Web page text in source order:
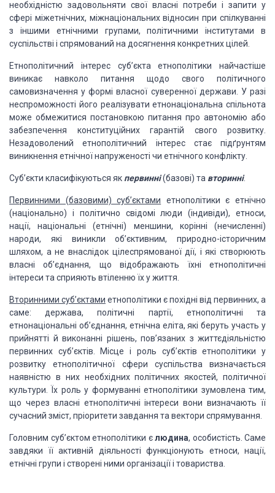
необхідністю задовольняти свої власні потреби і запити у
сфері міжетнічних, міжнаціональних відносин при спілкуванні
з іншими етнічними групами, політичними інститутами в
суспільстві і спрямований на досягнення конкретних цілей.
Етнополітичний інтерес суб’єкта етнополітики найчастіше
виникає навколо питання щодо свого політичного
самовизначення у формі власної суверенноїдержави. У разі
неспроможності його реалізувати етнонаціональна спільнота
може обмежитися постановкою питання про автономію або
забезпечення конституційних гарантій свого розвитку.
Незадоволений етнополітичний інтерес стає підґрунтям
виникнення етнічноїнапруженості чи етнічного конфлікту.
Суб’єкти класифікуються як первинні(базові) та вторинні.
Первинними (базовими) суб’єктами етнополітики є етнічно
(національно) і політично свідомі люди (індивіди), етноси,
нації, національні (етнічні) меншини, корінні (нечисленні)
народи, які виникли об’єктивним, природно-історичним
шляхом, а не внаслідок цілеспрямованої дії, і які створюють
власні об’єднання, що відображають їхні етнополітичні
інтереси та сприяють втіленню їх у життя.
Вторинними суб’єктами етнополітики є похідні від первинних, а
саме: держава, політичні партії, етнополітичні та
етнонаціональні об’єднання, етнічна еліта, які беруть участь у
прийнятті й виконанні рішень, пов’язаних з життєдіяльністю
первинних суб’єктів. Місце і роль суб’єктів етнополітики у
розвитку етнополітичної сфери суспільства визначається
наявністю в них необхідних політичних якостей, політичної
культури. Їх роль у формуванні етнополітики зумовлена тим,
що через власні етнополітичні інтереси вони визначають її
сучасний зміст, пріоритети завдання та вектори спрямування.
Головним суб’єктом етнополітики єлюдина, особистість. Саме
завдяки її активній діяльності функціонують етноси, нації,
етнічні групи і створені ними організації і товариства.